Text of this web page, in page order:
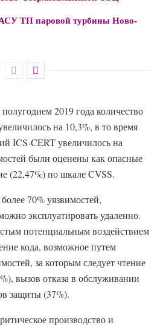
ТП паровой турбины Ново-
2019 года количество
на 10,3%, в то время
ICS-CERT увеличилось на
были оценены как опасные
(22,47%) по шкале CVSS.
70% уязвимостей,
эксплуатировать удаленно.
потенциальным воздействием
кода, возможное путем
за которым следует чтение
вызов отказа в обслуживании
защиты (37%).
производство и